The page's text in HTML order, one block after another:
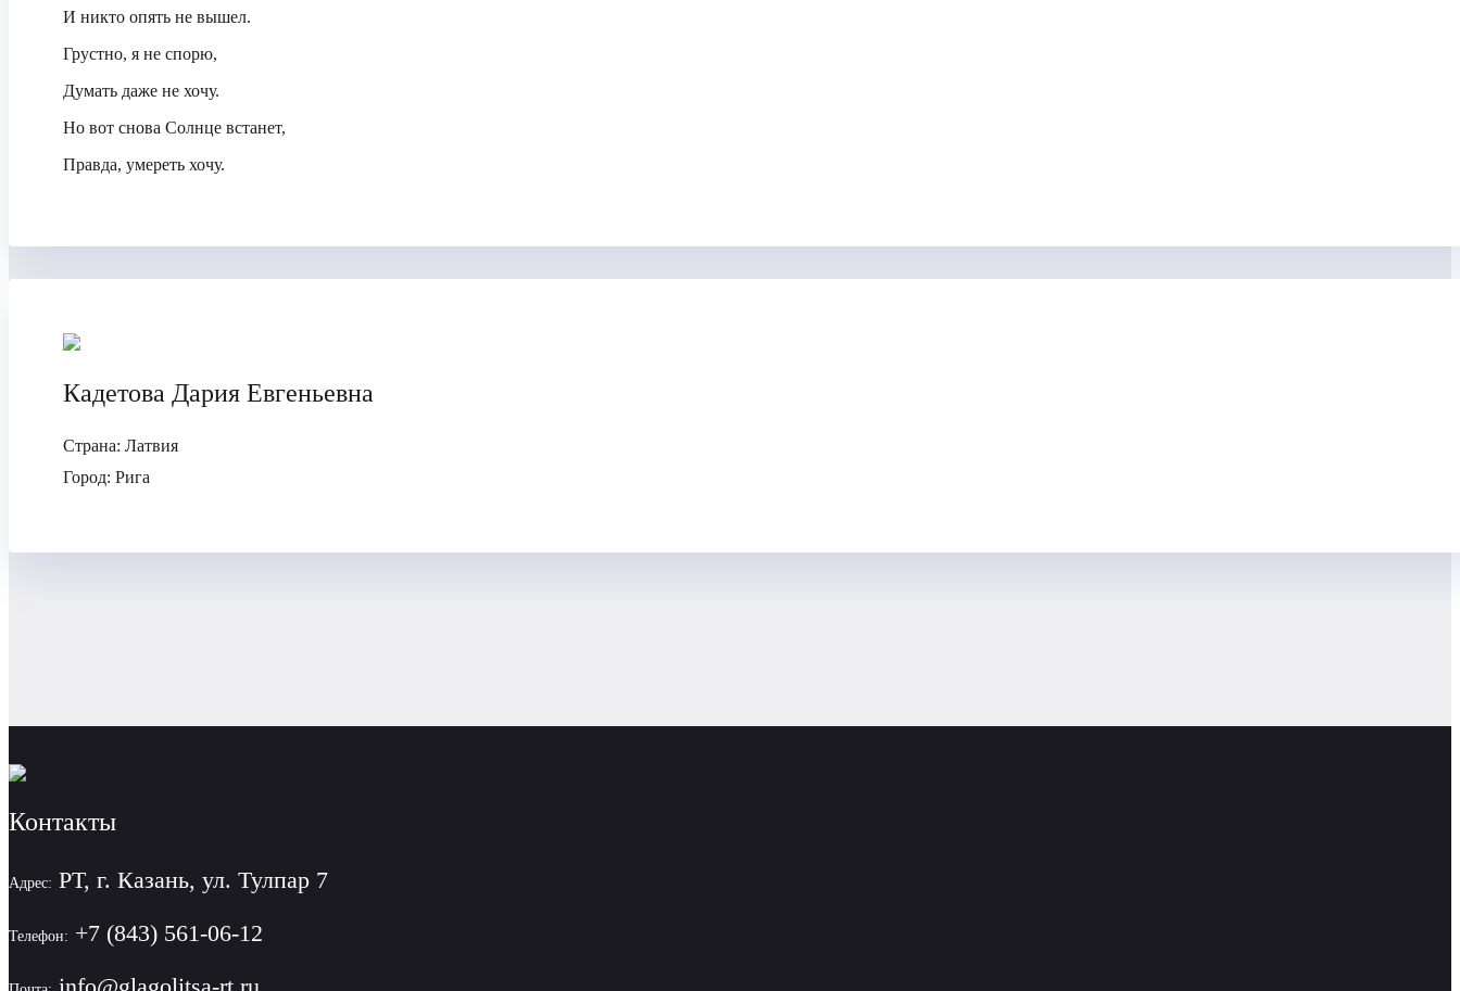
И никто опять не вышел.
Грустно, я не спорю,
Думать даже не хочу.
Но вот снова Солнце встанет,
Правда, умереть хочу.
Кадетова Дария Евгеньевна
Страна: Латвия
Город: Рига
Контакты
Адрес: РТ, г. Казань, ул. Тулпар 7
Телефон: +7 (843) 561-06-12